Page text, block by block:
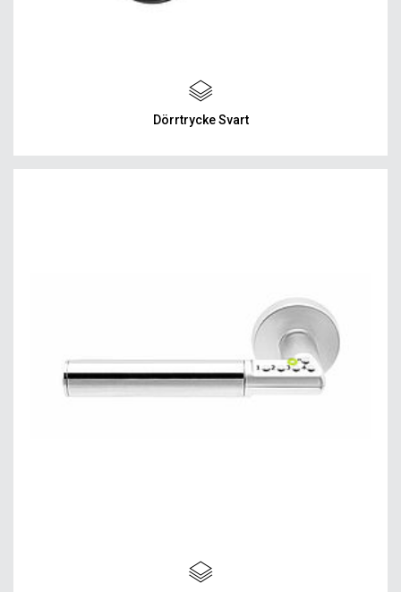
Dörrtrycke Svart